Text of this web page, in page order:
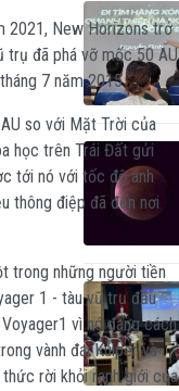
2021, New Horizons trở
trụ đã phá vỡ mốc 50 AU
7 năm 2015
so với Mặt Trời của
học trên Trái Đất gửi
tới nó với tốc độ ánh
thông điệp đã đến nơi
trong những người tiền
1 - tàu vũ trụ đầu
vì nó đang cách
vành đai Kuiper và
rời khỏi ranh giới của